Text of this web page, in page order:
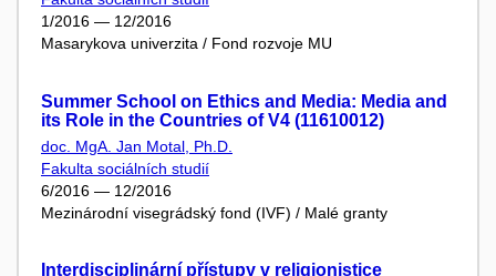
1/2016 — 12/2016
Masarykova univerzita / Fond rozvoje MU
Summer School on Ethics and Media: Media and
its Role in the Countries of V4 (11610012)
doc. MgA. Jan Motal, Ph.D.
Fakulta sociálních studií
6/2016 — 12/2016
Mezinárodní visegrádský fond (IVF) / Malé granty
Interdisciplinární přístupy v religionistice